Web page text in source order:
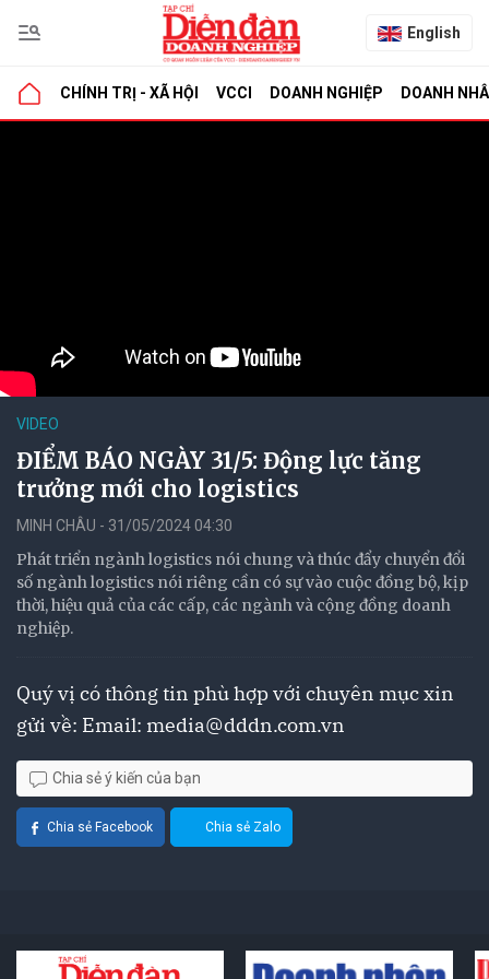
English
CHÍNH TRỊ - XÃ HỘI VCCI DOANH NGHIỆP DOANH
VIDEO
ĐIỂM BÁO NGÀY 31/5: Động lực tăng
trưởng mới cho logistics
MINH CHÂU - 31/05/2024 04:30
Phát triển ngành logistics nói chung và thúc đẩy chuyển đổi
số ngành logistics nói riêng cần có sự vào cuộc đồng bộ, kịp
thời, hiệu quả của các cấp, các ngành và cộng đồng doanh
nghiệp.
Quý vị có thông tin phù hợp với chuyên mục xin
gửi về: Email: media@dddn.com.vn
Chia sẻ ý kiến của bạn
Chia sẻ Facebook Chia sẻ Zalo